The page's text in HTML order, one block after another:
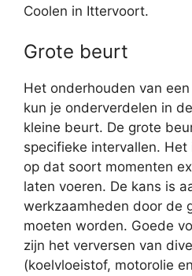
Coolen in Ittervoort.
Grote beurt
Het onderhouden van
kun je onderverdelen in
kleine beurt. De grote
specifieke intervallen.
op dat soort momenten
laten voeren. De kans is
werkzaamheden door de
moeten worden. Goede
zijn het verversen van
(koelvloeistof, motorolie